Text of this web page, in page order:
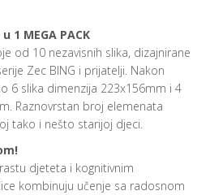
1 MEGA PACK
od 10 nezavisnih slika, dizajnirane
Zec BING i prijatelji. Nakon
6 slika dimenzija 223x156mm i 4
Raznovrstan broj elemenata
tako i nešto starijoj djeci.
djeteta i kognitivnim
kombinuju učenje sa radosnom